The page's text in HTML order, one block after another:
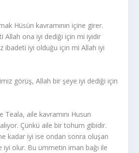
Hüsün kavramının içine girer.
Allah ona iyi dediği için mi iyidir
ibadeti iyi olduğu için mi Allah iyi
görüş, Allah bir şeye iyi dediği için
Teala, aile kavramını Husun
Çünkü aile bir tohum gibidir.
kadar iyi ise ondan sonra oluşan
iyi olur. Bu ümmetin iman bağı ile